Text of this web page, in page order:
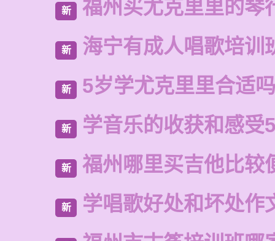
新 福州买尤克里里的琴
新 海宁有成人唱歌培训
新 5岁学尤克里里合适
新 学音乐的收获和感受
新 福州哪里买吉他比较
新 学唱歌好处和坏处作